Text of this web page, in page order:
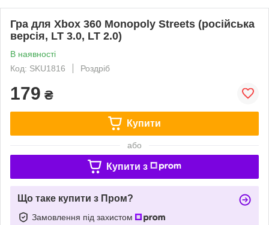
Гра для Xbox 360 Monopoly Streets (російська
версія, LT 3.0, LT 2.0)
В наявності
Код: SKU1816
Роздріб
179 ₴
Купити
або
Купити з
Що таке купити з Пром?
Замовлення під захистом